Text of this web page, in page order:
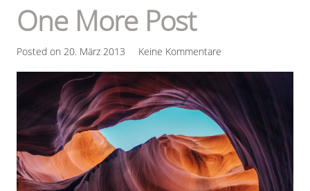
One More Post
Posted on 20. März 2013 Keine Kommentare